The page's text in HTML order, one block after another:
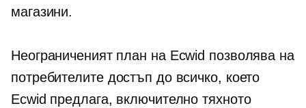
магазини.
Неограниченият план на Ecwid позволява на
потребителите достъп до всичко, което
Ecwid предлага, включително тяхното